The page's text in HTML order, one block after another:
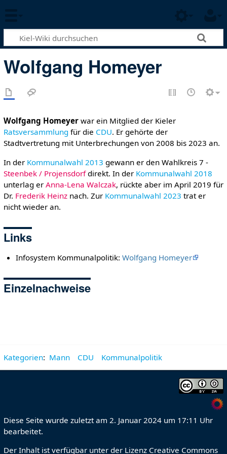
Wolfgang Homeyer
Wolfgang Homeyerwar ein Mitglied der Kieler
Ratsversammlung für die CDU. Er gehörte der
Stadtvertretung mit Unterbrechungen von 2008 bis 2023 an.
In der Kommunalwahl 2013 gewann er den Wahlkreis 7 -
Steenbek / Projensdorfdirekt. In der Kommunalwahl 2018
unterlag er Anna-Lena Walczak, rückte aber im April 2019 für
Dr. Frederik Heinznach. Zur Kommunalwahl 2023 trat er
nicht wieder an.
Links
Infosystem Kommunalpolitik:Wolfgang Homeyer
Einzelnachweise
Kategorien: Mann CDU Kommunalpolitik
Diese Seite wurde zuletzt am 2. Januar 2024 um 17:11 Uhr
bearbeitet.
Der Inhalt ist verfügbar unter der Lizenz Creative Commons